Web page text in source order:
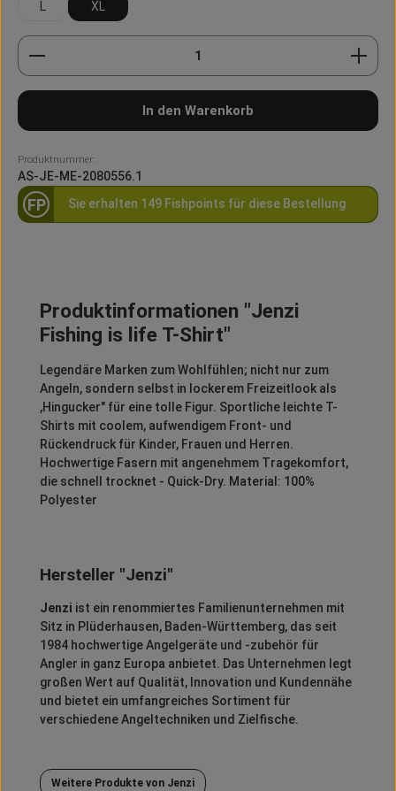
XL
Produkt Anzahl: Gib den gewünschten Wert ein
In den Warenkorb
Produktnummer:
AS-JE-ME-2080556.1
FP Sie erhalten 149 Fishpoints für diese Bestellung
Produktinformationen "Jenzi
Fishing is life T-Shirt"
Legendäre Marken zum Wohlfühlen; nicht nur zum
Angeln, sondern selbst in lockerem Freizeitlook als
,Hingucker" für eine tolle Figur. Sportliche leichte T-
Shirts mit coolem, aufwendigem Front- und
Rückendruck für Kinder, Frauen und Herren.
Hochwertige Fasern mit angenehmem Tragekomfort,
die schnell trocknet - Quick-Dry. Material: 100%
Polyester
Hersteller "Jenzi"
Jenzi ist ein renommiertes Familienunternehmen mit
Sitz in Plüderhausen, Baden-Württemberg, das seit
1984 hochwertige Angelgeräte und -zubehör für
Angler in ganz Europa anbietet. Das Unternehmen legt
großen Wert auf Qualität, Innovation und Kundennähe
und bietet ein umfangreiches Sortiment für
verschiedene Angeltechniken und Zielfische.
Weitere Produkte von Jenzi